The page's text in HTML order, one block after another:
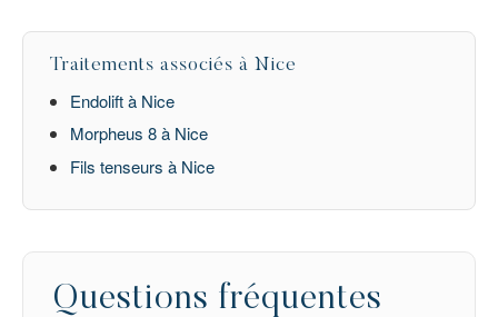
Traitements associés à Nice
Endolift à Nice
Morpheus 8 à Nice
Fils tenseurs à Nice
Questions fréquentes